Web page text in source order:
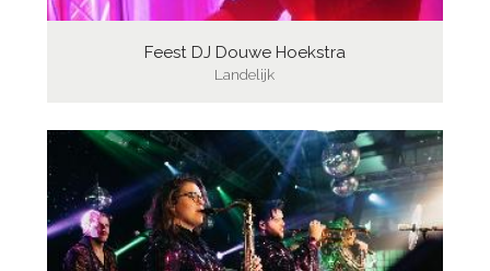
Feest DJ Douwe Hoekstra
Landelijk